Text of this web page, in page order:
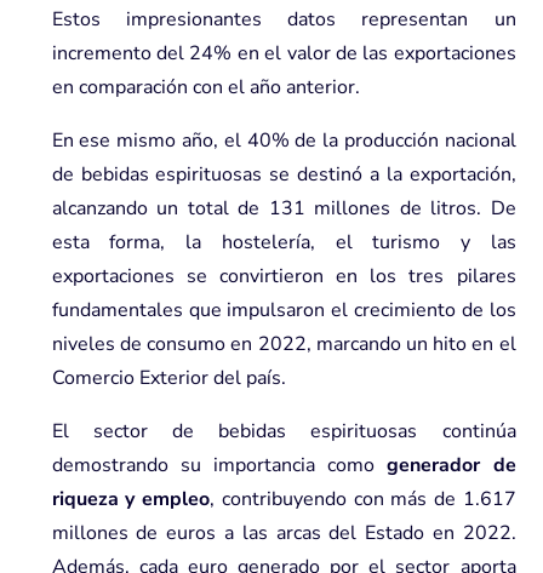
Estos impresionantes datos representan un
incremento del 24% en el valor de las exportaciones
en comparación con el año anterior.
En ese mismo año, el 40% de la producción nacional
de bebidas espirituosas se destinó a la exportación,
alcanzando un total de 131 millones de litros. De
esta forma, la hostelería, el turismo y las
exportaciones se convirtieron en los tres pilares
fundamentales que impulsaron el crecimiento de los
niveles de consumo en 2022, marcando un hito en el
Comercio Exterior del país.
El sector de bebidas espirituosas continúa
demostrando su importancia comogenerador de
riqueza y empleo, contribuyendo con más de 1.617
millones de euros a las arcas del Estado en 2022.
Además, cada euro generado por el sector aporta